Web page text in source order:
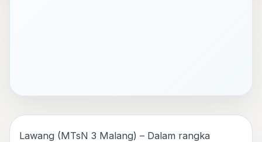
Lawang (MTsN 3 Malang) – Dalam rangka